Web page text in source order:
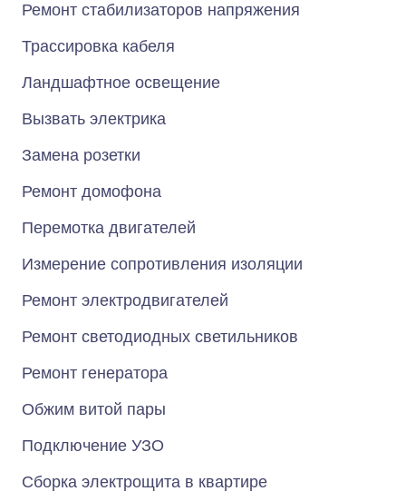
Ремонт стабилизаторов напряжения
Трассировка кабеля
Ландшафтное освещение
Вызвать электрика
Замена розетки
Ремонт домофона
Перемотка двигателей
Измерение сопротивления изоляции
Ремонт электродвигателей
Ремонт светодиодных светильников
Ремонт генератора
Обжим витой пары
Подключение УЗО
Сборка электрощита в квартире